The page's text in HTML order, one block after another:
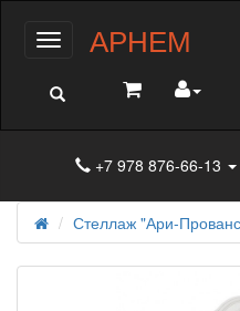
МенюАРНЕМ
+7 978 876-66-13
Стеллаж "Ари-